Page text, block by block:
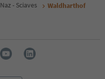
Naz - Sciaves Waldharthof